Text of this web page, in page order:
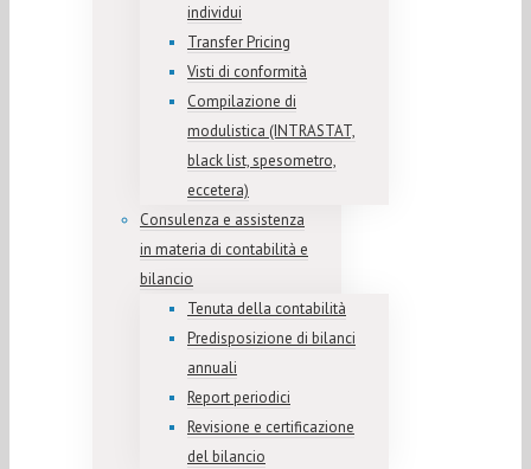
individui
Transfer Pricing
Visti di conformità
Compilazione di
modulistica (INTRASTAT,
black list, spesometro,
eccetera)
Consulenza e assistenza
in materia di contabilità e
bilancio
Tenuta della contabilità
Predisposizione di bilanci
annuali
Report periodici
Revisione e certificazione
del bilancio